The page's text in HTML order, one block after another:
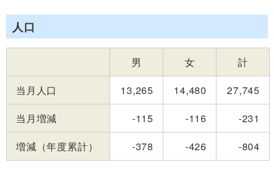
人口
男 女
計
当月人口
13,265 14,480
27,745
当月増減
-115 -116
-231
増減（年度累計）
-378 -426 -804